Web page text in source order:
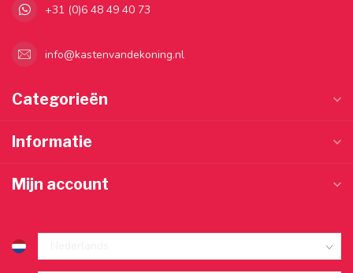
+31 (0)6 48 49 40 73
info@kastenvandekoning.nl
Categorieën
Informatie
Mijn account